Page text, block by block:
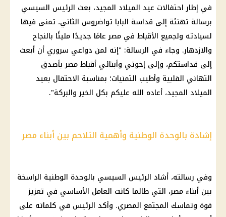
في إطاراحتفالات عيد الميلاد المجيد، بعث الرئيس السيسي
برسالة تهنئة إلى قداسة البابا تواضروس الثاني، تمنى فيها
لسيادته ولجميع الأقباط في مصرعامًا جديدًا مليئًا بالنجاح
والازدهار. وجاء في الرسالة: "إنه لمن دواعي سروري أن أبعث
إلى قداستكم، وإلى إخوتي وأبنائي أقباطمصر بأصدق
التهاني القلبية وأطيب التمنيات؛ بمناسبة الاحتفال بعيد
الميلاد المجيد، أعاده الله عليكم بكل الخير والبركة".
إشادة بالوحدة الوطنية وأهمية التلاحم بين أبناء مصر
وفي رسالته، أشاد الرئيس السيسي بالوحدة الوطنية الراسخة
بين أبناء مصر، التي طالما كانت العامل الأساسي في تعزيز
قوة وتماسك المجتمع المصري. وأكد الرئيس في كلماته على